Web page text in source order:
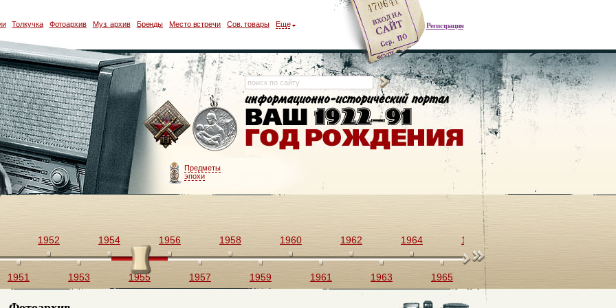
Регистрация
Толкучка Фотоархив Муз. архив Бренды Место встречи Сов. товары Еще
Предметы
эпохи
1951
1952
1953
1954
1955
1956
1957
1958
1959
1960
1961
1962
1963
1964
1965
1966